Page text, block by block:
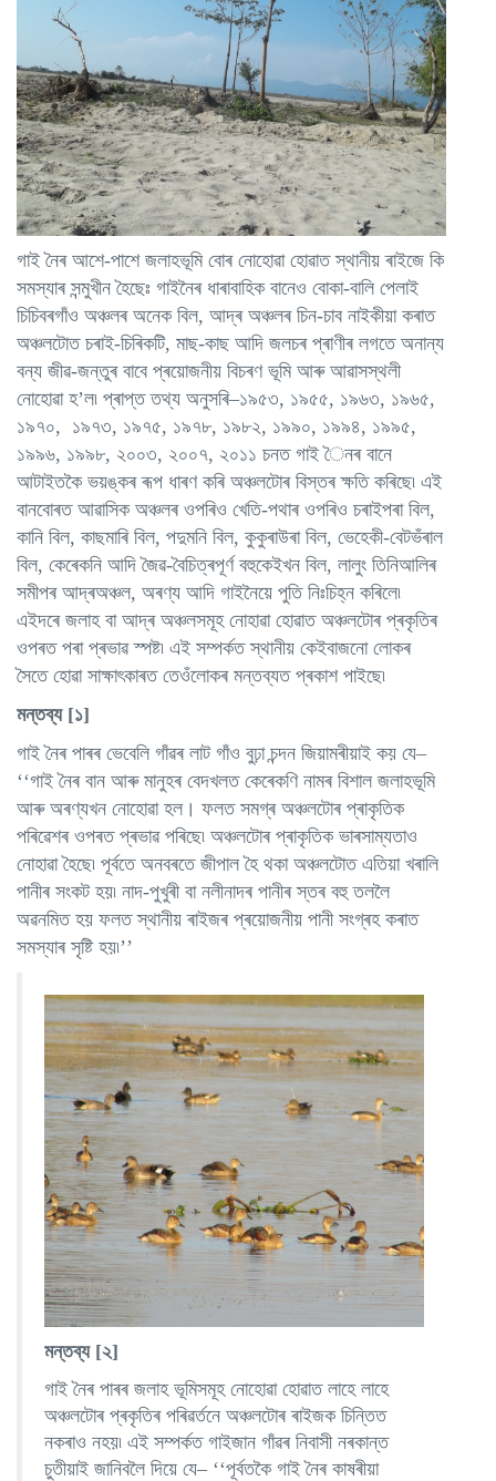
গাই নৈৰ আশে-পাশে জলাহভূমি বোৰ নোহোৱা হোৱাত স্থানীয় ৰাইজে কি
সমস্যাৰ সন্মুখীন হৈছেঃ গাইনৈৰ ধাৰাবাহিক বানেও বোকা-বালি পেলাই
চিচিবৰগাঁও অঞ্চলৰ অনেক বিল, আদ্ৰ অঞ্চলৰ চিন-চাব নাইকীয়া কৰাত
অঞ্চলটোত চৰাই-চিৰিকটি, মাছ-কাছ আদি জলচৰ প্ৰাণীৰ লগতে অনান্য
বন্য জীৱ-জন্তুৰ বাবে প্ৰয়োজনীয় বিচৰণ ভূমি আৰু আৱাসস্থলী
নোহোৱা হ’ল৷ প্ৰাপ্ত তথ্য অনুসৰি–১৯৫৩, ১৯৫৫, ১৯৬৩, ১৯৬৫,
১৯৭০, ১৯৭৩, ১৯৭৫, ১৯৭৮, ১৯৮২, ১৯৯০, ১৯৯৪, ১৯৯৫,
১৯৯৬, ১৯৯৮, ২০০৩, ২০০৭, ২০১১ চনত গাই ৈনৰ বানে
আটাইতকৈ ভয়ঙ্কৰ ৰূপ ধাৰণ কৰি অঞ্চলটোৰ বিস্তৰ ক্ষতি কৰিছে৷ এই
বানবোৰত আৱাসিক অঞ্চলৰ ওপৰিও খেতি-পথাৰ ওপৰিও চৰাইপৰা বিল,
কানি বিল, কাছমাৰি বিল, পদুমনি বিল, কুকুৰাউৰা বিল, ভেহেকী-বেটভঁৰাল
বিল, কেৰেকনি আদি জৈৱ-বৈচিত্ৰপূৰ্ণ বহুকেইখন বিল, লালুং তিনিআলিৰ
সমীপৰ আদ্ৰঅঞ্চল, অৰণ্য আদি গাইনৈয়ে পুতি নিঃচিহ্ন কৰিলে৷
এইদৰে জলাহ বা আদ্ৰ অঞ্চলসমূহ নোহাৱা হোৱাত অঞ্চলটোৰ প্ৰকৃতিৰ
ওপৰত পৰা প্ৰভাৱ স্পষ্ট৷ এই সম্পৰ্কত স্থানীয় কেইবাজনো লোকৰ
সৈতে হোৱা সাক্ষাৎকাৰত তেওঁলোকৰ মন্তব্যত প্ৰকাশ পাইছে৷
মন্তব্য [১]
গাই নৈৰ পাৰৰ ভেবেলি গাঁৱৰ লাট গাঁও বুঢ়া চন্দন জিয়ামৰীয়াই কয় যে–
‘‘গাই নৈৰ বান আৰু মানুহৰ বেদখলত কেৰেকণি নামৰ বিশাল জলাহভূমি
আৰু অৰণ্যখন নোহোৱা হল। ফলত সমগ্ৰ অঞ্চলটোৰ প্ৰাকৃতিক
পৰিৱেশৰ ওপৰত প্ৰভাৱ পৰিছে৷ অঞ্চলটোৰ প্ৰাকৃতিক ভাৰসাম্যতাও
নোহাৱা হৈছে৷ পূৰ্বতে অনবৰতে জীপাল হৈ থকা অঞ্চলটোত এতিয়া খৰালি
পানীৰ সংকট হয়৷ নাদ-পুখুৰী বা নলীনাদৰ পানীৰ স্তৰ বহু তললৈ
অৱনমিত হয় ফলত স্থানীয় ৰাইজৰ প্ৰয়োজনীয় পানী সংগ্ৰহ কৰাত
সমস্যাৰ সৃষ্টি হয়৷’’
মন্তব্য [২]
গাই নৈৰ পাৰৰ জলাহ ভূমিসমূহ নোহোৱা হোৱাত লাহে লাহে
অঞ্চলটোৰ প্ৰকৃতিৰ পৰিৱৰ্তনে অঞ্চলটোৰ ৰাইজক চিন্তিত
নকৰাও নহয়৷ এই সম্পৰ্কত গাইজান গাঁৱৰ নিবাসী নৰকান্ত
চুতীয়াই জানিবলৈ দিয়ে যে– ‘‘পূৰ্বতকৈ গাই নৈৰ কাষৰীয়া